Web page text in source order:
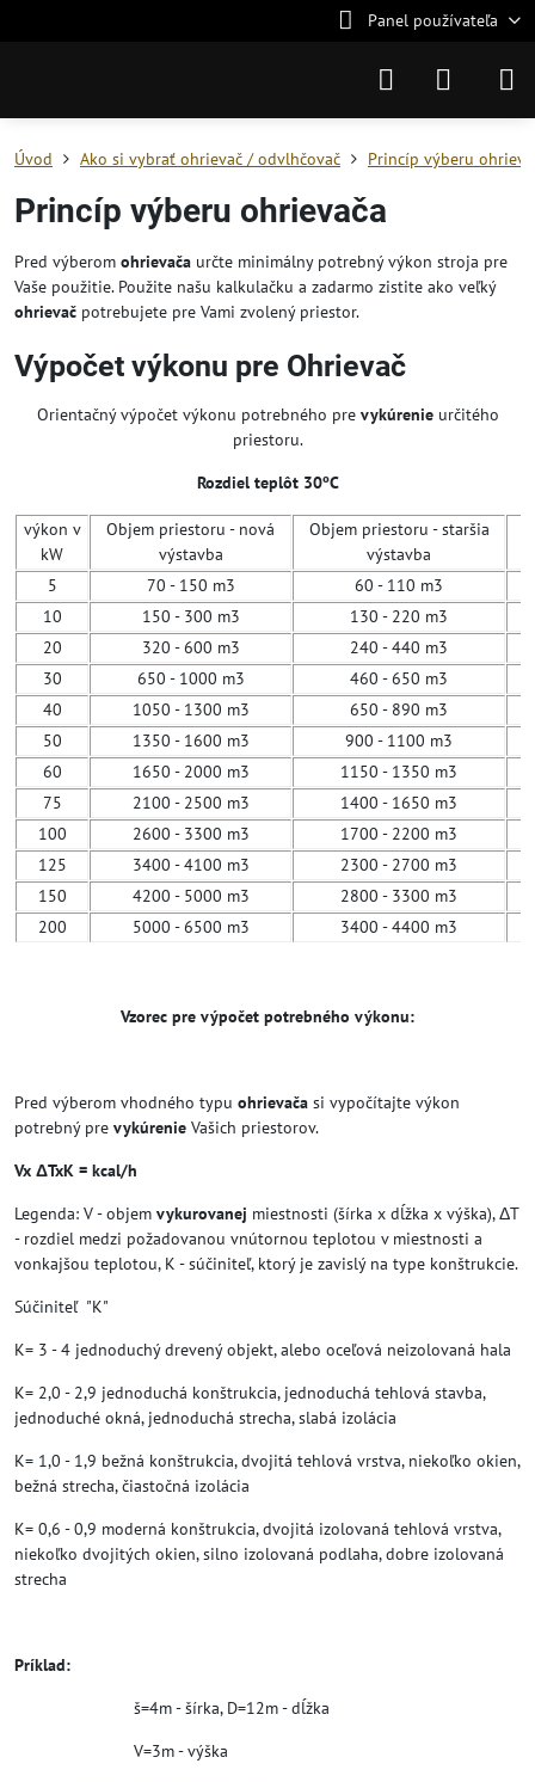
Panel používateľa
Úvod Ako si vybrať ohrievač / odvlhčovač Princíp výberu
Princíp výberu ohrievača
Pred výberom ohrievača určte minimálny potrebný výkon stroja pre
Vaše použitie. Použite našu kalkulačku a zadarmo zistite ako veľký
ohrievač potrebujete pre Vami zvolený priestor.
Výpočet výkonu pre Ohrievač
Orientačný výpočet výkonu potrebného pre vykúrenieurčitého
priestoru.
Rozdiel teplôt 30ºC
výkon v
kW
Objem priestoru - nová
výstavba
Objem priestoru - staršia
výstavba
5 70 - 150 m3
60 - 110 m3
10
150 - 300 m3
130 - 220 m3
20
320 - 600 m3
240 - 440 m3
30
650 - 1000 m3
460 - 650 m3
40
1050 - 1300 m3
650 - 890 m3
50
1350 - 1600 m3
900 - 1100 m3
60
1650 - 2000 m3
1150 - 1350 m3
75
2100 - 2500 m3
1400 - 1650 m3
100
2600 - 3300 m3
1700 - 2200 m3
125
3400 - 4100 m3
2300 - 2700 m3
150
4200 - 5000 m3
2800 - 3300 m3
200
5000 - 6500 m3 3400 - 4400 m3
Vzorec pre výpočet potrebného výkonu:
Pred výberom vhodného typu ohrievača si vypočítajte výkon
potrebný pre vykúrenie Vašich priestorov.
Vx ΔTxK = kcal/h
Legenda: V - objem vykurovanej miestnosti (šírka x dĺžka x výška), ΔT
- rozdiel medzi požadovanou vnútornou teplotou v miestnosti a
vonkajšou teplotou, K - súčiniteľ, ktorý je zavislý na type konštrukcie.
Súčiniteľ "K"
K= 3 - 4 jednoduchý drevený objekt, alebo oceľová neizolovaná hala
K= 2,0 - 2,9 jednoduchá konštrukcia, jednoduchá tehlová stavba,
jednoduché okná, jednoduchá strecha, slabá izolácia
K= 1,0 - 1,9 bežná konštrukcia, dvojitá tehlová vrstva, niekoľko okien,
bežná strecha, čiastočná izolácia
K= 0,6 - 0,9 moderná konštrukcia, dvojitá izolovaná tehlová vrstva,
niekoľko dvojitých okien, silno izolovaná podlaha, dobre izolovaná
strecha
Príklad:
š=4m - šírka, D=12m - dĺžka
V=3m - výška